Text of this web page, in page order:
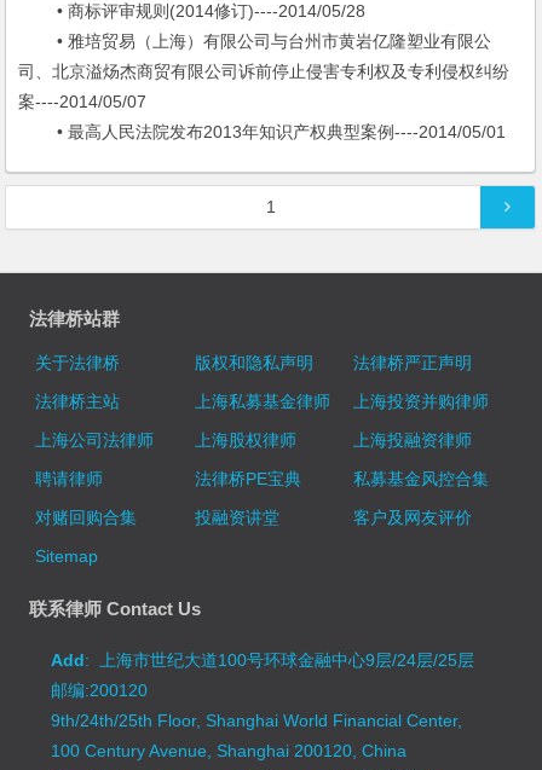
• 商标评审规则(2014修订)----2014/05/28
• 雅培贸易（上海）有限公司与台州市黄岩亿隆塑业有限公
司、北京溢炀杰商贸有限公司诉前停止侵害专利权及专利侵权纠纷
案----2014/05/07
• 最高人民法院发布2013年知识产权典型案例----2014/05/01
1
法律桥站群
关于法律桥 版权和隐私声明
法律桥严正声明
法律桥主站
上海私募基金律师
上海投资并购律师
上海公司法律师
上海股权律师
上海投融资律师
聘请律师
法律桥PE宝典
私募基金风控合集
对赌回购合集
投融资讲堂
客户及网友评价
Sitemap
联系律师 Contact Us
Add: 上海市世纪大道100号环球金融中心9层/24层/25层
邮编:200120
9th/24th/25th Floor, Shanghai World Financial Center,
100 Century Avenue, Shanghai 200120, China